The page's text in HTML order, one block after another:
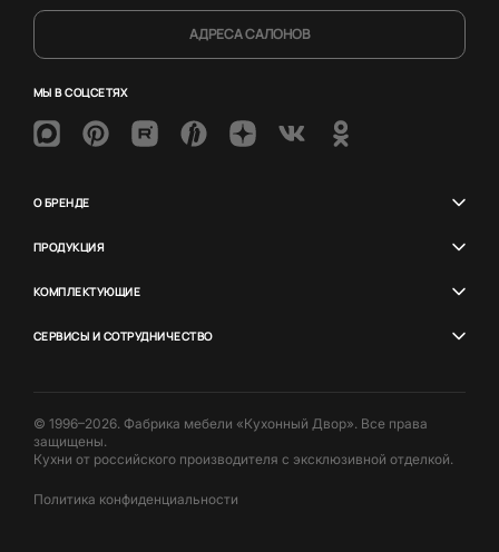
АДРЕСА САЛОНОВ
МЫ В СОЦСЕТЯХ
О БРЕНДЕ
ПРОДУКЦИЯ
КОМПЛЕКТУЮЩИЕ
СЕРВИСЫ И СОТРУДНИЧЕСТВО
© 1996–2026. Фабрика мебели «Кухонный Двор». Все права
защищены.
Кухни от российского производителя с эксклюзивной отделкой.
Политика конфиденциальности